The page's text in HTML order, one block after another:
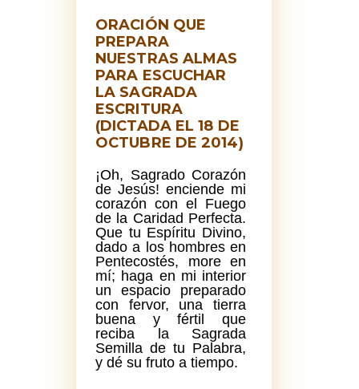
ORACIÓN QUE
PREPARA
NUESTRAS ALMAS
PARA ESCUCHAR
LA SAGRADA
ESCRITURA
(DICTADA EL 18 DE
OCTUBRE DE 2014)
¡Oh, Sagrado Corazón
de Jesús! enciende mi
corazón con el Fuego
de la Caridad Perfecta.
Que tu Espíritu Divino,
dado a los hombres en
Pentecostés, more en
mí; haga en mi interior
un espacio preparado
con fervor, una tierra
buena y fértil que
reciba la Sagrada
Semilla de tu Palabra,
y dé su fruto a tiempo.